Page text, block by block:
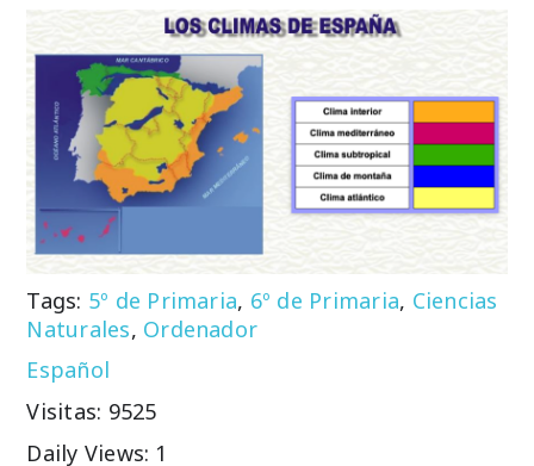
Tags: 5º de Primaria, 6º de Primaria, Ciencias
Naturales, Ordenador
Español
Visitas: 9525
Daily Views: 1